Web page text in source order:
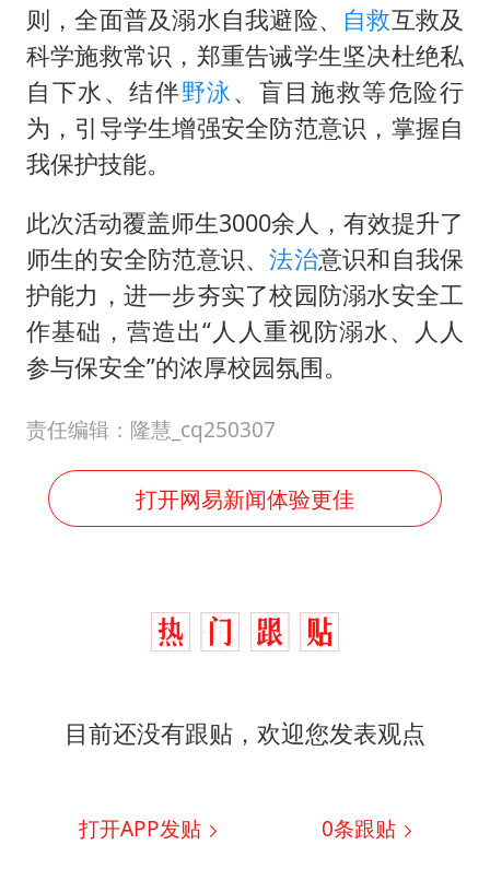
首次证实！“胶球”存在
东方甄选被判赔偿江小白30万元
奋进开新局 实干挑大梁
则，全面普及溺水自我避险、 自救互救及
科学施救常识，郑重告诫学生坚决杜绝私
自下水、结伴野泳、盲目施救等危险行
为，引导学生增强安全防范意识，掌握自
我保护技能。
此次活动覆盖师生3000余人，有效提升了
师生的安全防范意识、法治意识和自我保
护能力，进一步夯实了校园防溺水安全工
作基础，营造出“人人重视防溺水、人人
参与保安全”的浓厚校园氛围。
责任编辑：隆慧_cq250307
打开网易新闻体验更佳
目前还没有跟贴，欢迎您发表观点
打开APP发贴 0条跟贴